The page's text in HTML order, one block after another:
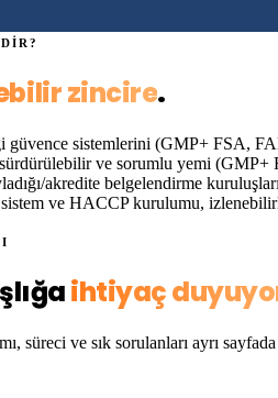
zincire.
sistemlerini (GMP+ FSA,
ve sorumlu yemi
akredite belgelendirme
ve HACCP kurulumu,
ihtiyaç
süreci ve sık sorulanları ayrı sayfada